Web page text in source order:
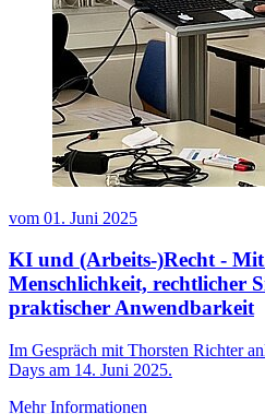
vom 01. Juni 2025
KI und (Arbeits-)Recht -
Menschlichkeit, rechtlicher
praktischer Anwendbarkeit
Im Gespräch mit Thorsten Richter
Days am 14. Juni 2025.
Mehr Informationen